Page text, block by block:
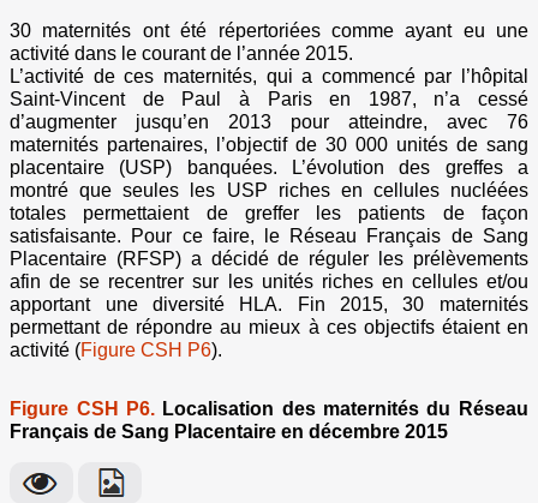
30 maternités ont été répertoriées comme ayant eu une
activité dans le courant de l’année 2015.
L’activité de ces maternités, qui a commencé par l’hôpital
Saint-Vincent de Paul à Paris en 1987, n’a cessé
d’augmenter jusqu’en 2013 pour atteindre, avec 76
maternités partenaires, l’objectif de 30 000 unités de sang
placentaire (USP) banquées. L’évolution des greffes a
montré que seules les USP riches en cellules nucléées
totales permettaient de greffer les patients de façon
satisfaisante. Pour ce faire, le Réseau Français de Sang
Placentaire (RFSP) a décidé de réguler les prélèvements
afin de se recentrer sur les unités riches en cellules et/ou
apportant une diversité HLA. Fin 2015, 30 maternités
permettant de répondre au mieux à ces objectifs étaient en
activité (Figure CSH P6).
Figure CSH P6.Localisation des maternités du Réseau
Français de Sang Placentaire en décembre 2015